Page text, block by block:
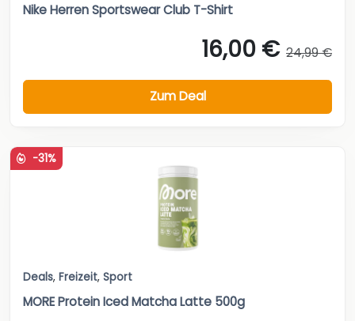
Nike Herren Sportswear Club T-Shirt
16,00 € 24,99 €
Zum Deal
-31%
Deals, Freizeit, Sport
MORE Protein Iced Matcha Latte 500g